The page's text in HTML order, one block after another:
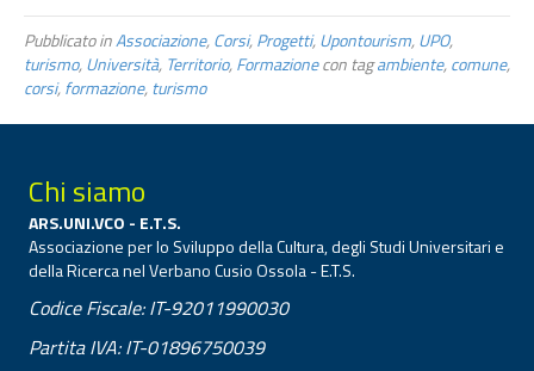
Pubblicato inAssociazione,Corsi,Progetti,Upontourism,UPO,
turismo,Università, Territorio,Formazionecon tagambiente,comune,
corsi,formazione,turismo
Chi siamo
ARS.UNI.VCO - E.T.S.
Associazione per lo Sviluppo della Cultura, degli Studi Universitari e
della Ricerca nel Verbano Cusio Ossola - E.T.S.
Codice Fiscale: IT-92011990030
Partita IVA: IT-01896750039